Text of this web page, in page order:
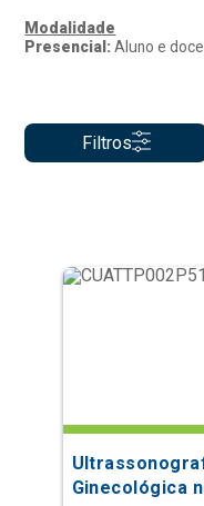
Modalidade
Presencial:Aluno e
Filtros
Ginecológica